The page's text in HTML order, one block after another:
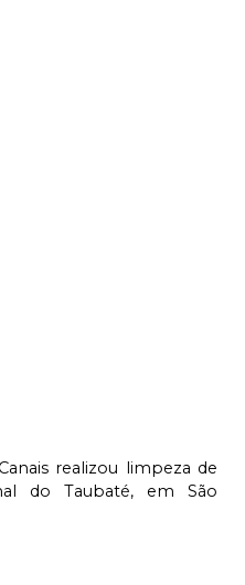
realizou limpeza de
do Taubaté, em São